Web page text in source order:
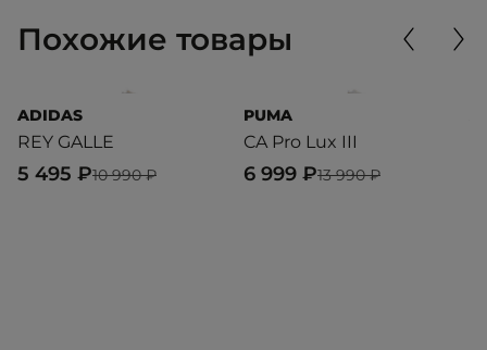
Похожие товары
ADIDAS
REY GALLE
10 990 ₽
5 495 ₽
PUMA
CA Pro Lux III
13 990 ₽
6 999 ₽